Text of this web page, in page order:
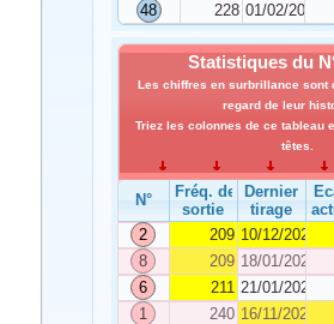
48
228 01/02/2023
Statistiques du
Les chiffres en surbrillance sont
regard de leur
Triez les colonnes de ce tableau
têtes.
N°
Fréq. de
sortie
Dernier
tirage
2
209 10/12/2022
8
209 18/01/2023
6
211 21/01/2023
1
240 16/11/2022